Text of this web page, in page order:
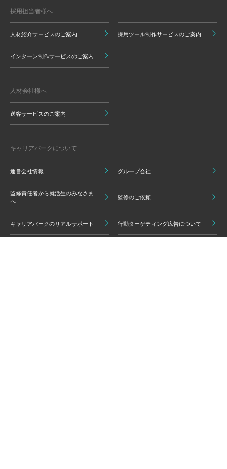
採用担当者様へ
人材紹介サービスのご案内 採用ツール制作サービスのご案内
インターン制作サービスのご案内
人材会社様へ
送客サービスのご案内
キャリアパークについて
運営会社情報 グループ会社
監修責任者から就活生のみなさま
へ
監修のご依頼
キャリアパークのリアルサポート 行動ターゲティング広告について